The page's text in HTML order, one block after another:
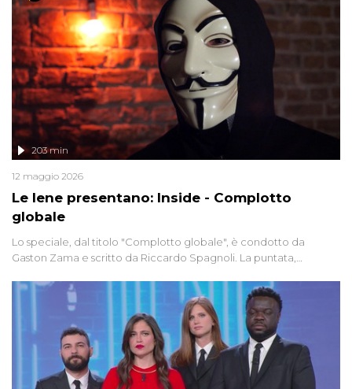
Le Iene presentano: Inside - Complotto
globale
203 min
12 maggio 2026
Lo speciale, dal titolo "Complotto globale", è condotto da
Gaston Zama e scritto da Riccardo Spagnoli. La puntata,
racconta l'universo delle narrazioni alternative, dei sospetti
globali e del complottismo che negli ultimi anni hanno invaso
social network, talk show, piazze digitali e immaginario collettivo.